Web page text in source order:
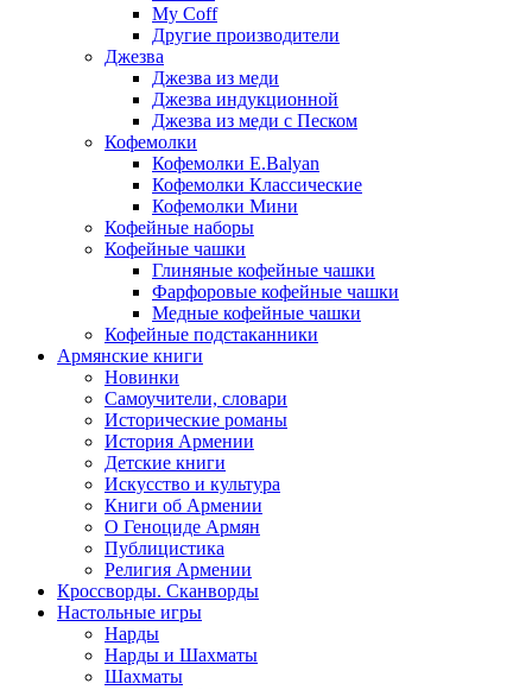
My Coff
Другие производители
Джезва
Джезва из меди
Джезва индукционной
Джезва из меди с Песком
Кофемолки
Кофемолки E.Balyan
Кофемолки Классические
Кофемолки Мини
Кофейные наборы
Кофейные чашки
Глиняные кофейные чашки
Фарфоровые кофейные чашки
Медные кофейные чашки
Кофейные подстаканники
Армянские книги
Новинки
Самоучители, словари
Исторические романы
История Армении
Детские книги
Иcкусство и культура
Книги об Армении
О Геноциде Армян
Публицистика
Религия Армении
Кроссворды. Сканворды
Настольные игры
Нарды
Нарды и Шахматы
Шахматы